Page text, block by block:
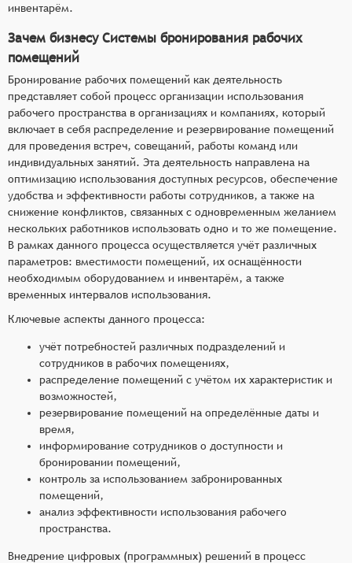
инвентарём.
Зачем бизнесу Системы бронирования рабочих
помещений
Бронирование рабочих помещений как деятельность
представляет собой процесс организации использования
рабочего пространства в организациях и компаниях, который
включает в себя распределение и резервирование помещений
для проведения встреч, совещаний, работы команд или
индивидуальных занятий. Эта деятельность направлена на
оптимизацию использования доступных ресурсов, обеспечение
удобства и эффективности работы сотрудников, а также на
снижение конфликтов, связанных с одновременным желанием
нескольких работников использовать одно и то же помещение.
В рамках данного процесса осуществляется учёт различных
параметров: вместимости помещений, их оснащённости
необходимым оборудованием и инвентарём, а также
временных интервалов использования.
Ключевые аспекты данного процесса:
учёт потребностей различных подразделений и
сотрудников в рабочих помещениях,
распределение помещений с учётом их характеристик и
возможностей,
резервирование помещений на определённые даты и
время,
информирование сотрудников о доступности и
бронировании помещений,
контроль за использованием забронированных
помещений,
анализ эффективности использования рабочего
пространства.
Внедрение цифровых (программных) решений в процесс